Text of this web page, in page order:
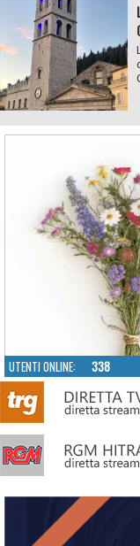
UTENTI ONLINE: 338